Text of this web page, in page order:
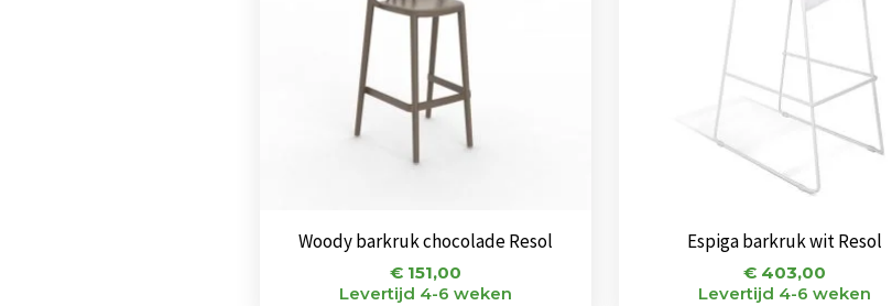
Woody barkruk chocolade Resol
€ 151,00
Levertijd 4-6 weken
Espiga barkruk wit Resol
€ 403,00
Levertijd 4-6 weken